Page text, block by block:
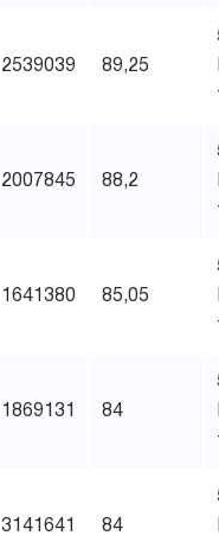
2539039 89,25
2007845 88,2
1641380 85,05
1869131 84
3141641 84